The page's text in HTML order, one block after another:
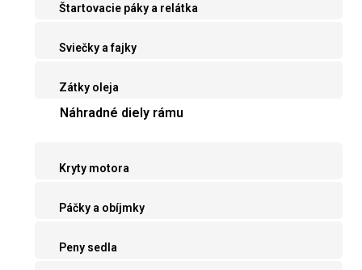
Štartovacie páky a relátka
Sviečky a fajky
Zátky oleja
Náhradné diely rámu
Kryty motora
Páčky a obíjmky
Peny sedla